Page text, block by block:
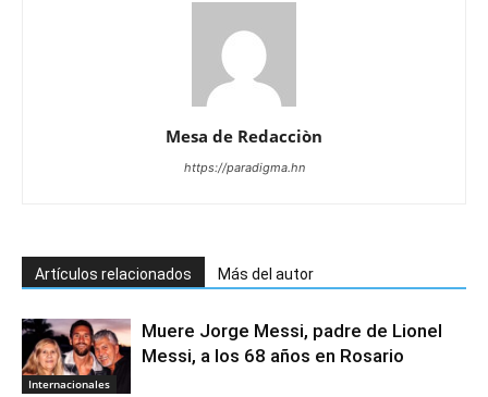
Mesa de Redacciòn
https://paradigma.hn
Artículos relacionados Más del autor
Internacionales
Muere Jorge Messi, padre de Lionel
Messi, a los 68 años en Rosario